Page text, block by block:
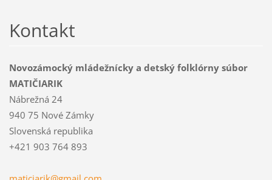
Kontakt
Novozámocký mládežnícky a detský folklórny súbor
MATIČIARIK
Nábrežná 24
940 75 Nové Zámky
Slovenská republika
+421 903 764 893